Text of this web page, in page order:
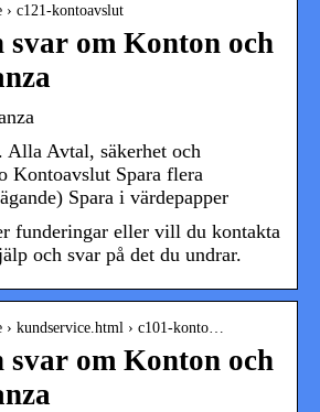
› c121-kontoavslut
svar om Konton och
Alla Avtal, säkerhet och
Kontoavslut Spara flera
Spara i värdepapper
funderingar eller vill du kontakta
och svar på det du undrar.
› kundservice.html › c101-konto…
svar om Konton och